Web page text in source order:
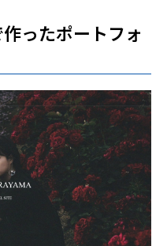
ったポートフォ